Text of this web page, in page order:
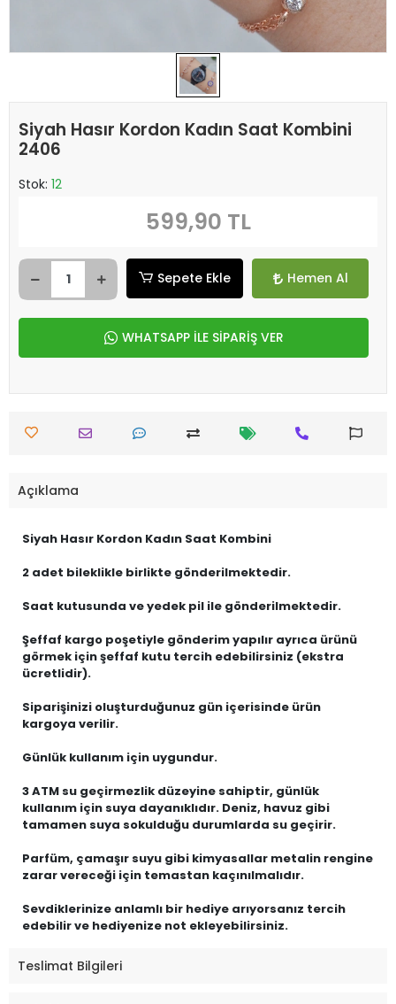
Siyah Hasır Kordon Kadın Saat Kombini
2406
Stok: 12
599,90 TL
Sepete Ekle Hemen Al
WHATSAPP İLE SİPARİŞ VER
Açıklama
Siyah Hasır Kordon Kadın Saat Kombini
2 adet bileklikle birlikte gönderilmektedir.
Saat kutusunda ve yedek pil ile gönderilmektedir.
Şeffaf kargo poşetiyle gönderim yapılır ayrıca ürünü
görmek için şeffaf kutu tercih edebilirsiniz (ekstra
ücretlidir).
Siparişinizi oluşturduğunuz gün içerisinde ürün
kargoya verilir.
Günlük kullanım için uygundur.
3 ATM su geçirmezlik düzeyine sahiptir, günlük
kullanım için suya dayanıklıdır. Deniz, havuz gibi
tamamen suya sokulduğu durumlarda su geçirir.
Parfüm, çamaşır suyu gibi kimyasallar metalin rengine
zarar vereceği için temastan kaçınılmalıdır.
Sevdiklerinize anlamlı bir hediye arıyorsanız tercih
edebilir ve hediyenize not ekleyebilirsiniz.
Teslimat Bilgileri